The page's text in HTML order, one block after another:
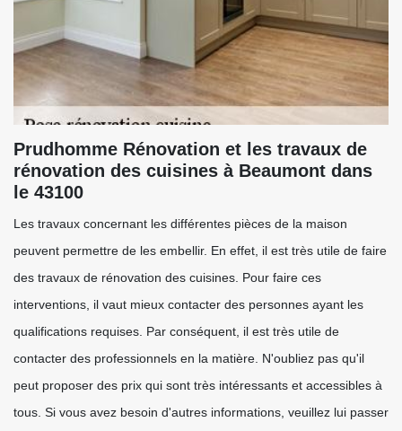
Prudhomme Rénovation et les travaux de
rénovation des cuisines à Beaumont dans
le 43100
Les travaux concernant les différentes pièces de la maison
peuvent permettre de les embellir. En effet, il est très utile de faire
des travaux de rénovation des cuisines. Pour faire ces
interventions, il vaut mieux contacter des personnes ayant les
qualifications requises. Par conséquent, il est très utile de
contacter des professionnels en la matière. N'oubliez pas qu'il
peut proposer des prix qui sont très intéressants et accessibles à
tous. Si vous avez besoin d'autres informations, veuillez lui passer